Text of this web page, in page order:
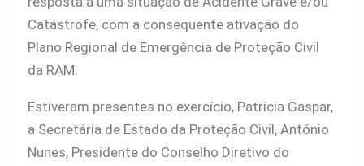
Catástrofe, com a consequente ativação do
Plano Regional de Emergência de Proteção Civil
da RAM.
Estiveram presentes no exercício, Patrícia Gaspar,
a Secretária de Estado da Proteção Civil, António
Nunes, Presidente do Conselho Diretivo do